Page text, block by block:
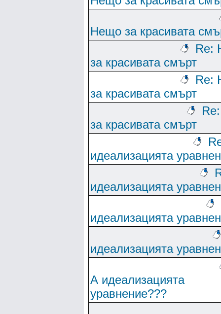
Нещо за красивата
Re:
за красивата смърт
Re:
за красивата смърт
за красивата смърт
идеализацията
идеализацията
идеализацията
идеализацията
А идеализацията
уравнение???